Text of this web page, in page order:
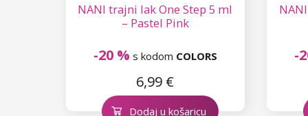
NANI trajni lak One Step 5 ml
– Pastel Pink
-20 % s kodom COLORS
6,99 €
Dodaj u košaricu
-